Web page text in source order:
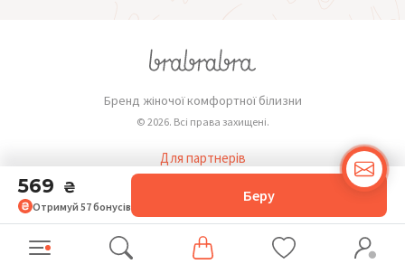
569 ₴
Отримуй 57бонусів
Беру
Бренд жіночої комфортної білизни
© 2026. Всі права захищені.
Для партнерів